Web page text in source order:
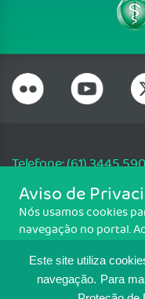
Este site utiliza
navegação. Para
Telefone: (61) 3445
Email:
SGAS 616, Conjunto D, Lote
CNPJ: 33.583.550/0001-30
MAPA DO SITE
Aviso de
Nós usamos cookies
navegação no portal.
Para ter mais
Política de cookies.